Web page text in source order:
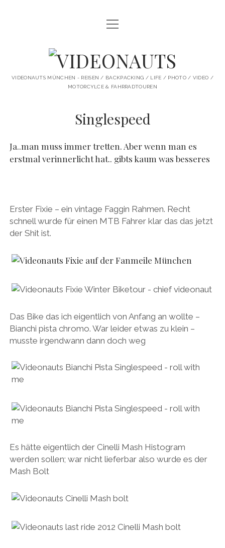
STARTSEITE
KI ARTWORK
BMW R80 SCRAMBLER UMBAU
SKATE
Menü
öffnen
VIDEONAUTS
VIDEONAUTS MÜNCHEN - REISEN / BACKPACKING / LIFE / PHOTO / VIDEO /
MOTORCYLCE & FAHRRADTOUREN
Singlespeed
Ja..man muss immer tretten. Aber wenn man es
erstmal verinnerlicht hat.. gibts kaum was besseres
Erster Fixie – ein vintage Faggin Rahmen. Recht
schnell wurde für einen MTB Fahrer klar das das jetzt
der Shit ist.
Das Bike das ich eigentlich von Anfang an wollte –
Bianchi pista chromo. War leider etwas zu klein –
musste irgendwann dann doch weg
Es hätte eigentlich der Cinelli Mash Histogram
werden sollen; war nicht lieferbar also wurde es der
Mash Bolt